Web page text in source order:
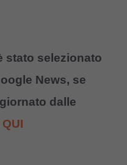
stato selezionato
News, se
dalle